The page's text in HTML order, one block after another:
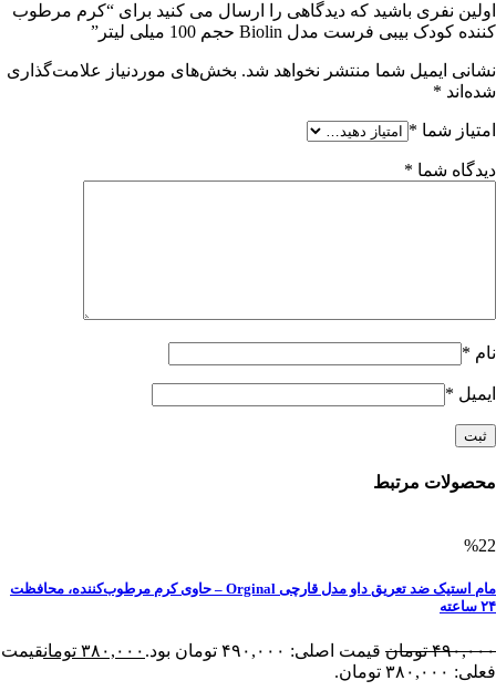
اولین نفری باشید که دیدگاهی را ارسال می کنید برای “کرم مرطوب
کننده کودک بیبی فرست مدل Biolin حجم 100 میلی لیتر”
نشانی ایمیل شما منتشر نخواهد شد. بخش‌های موردنیاز علامت‌گذاری
شده‌اند *
امتیاز شما *
دیدگاه شما *
نام *
ایمیل *
محصولات مرتبط
%22
مام استیک ضد تعریق داو مدل قارچی Orginal – حاوی کرم مرطوب‌کننده، محافظت
۲۴ ساعته
۴۹۰,۰۰۰ تومان قیمت اصلی: ۴۹۰,۰۰۰ تومان بود. ۳۸۰,۰۰۰ تومانقیمت
فعلی: ۳۸۰,۰۰۰ تومان.